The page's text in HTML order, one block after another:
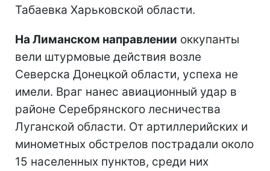
Табаевка Харьковской области.
На Лиманском направлении оккупанты
вели штурмовые действия возле
Северска Донецкой области, успеха не
имели. Враг нанес авиационный удар в
районе Серебрянского лесничества
Луганской области. От артиллерийских и
минометных обстрелов пострадали около
15 населенных пунктов, среди них